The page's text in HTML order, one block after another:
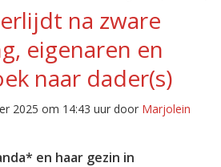
na zware
eigenaren en
naar dader(s)
2025 om 14:43 uur door Marjolein
en haar gezin in